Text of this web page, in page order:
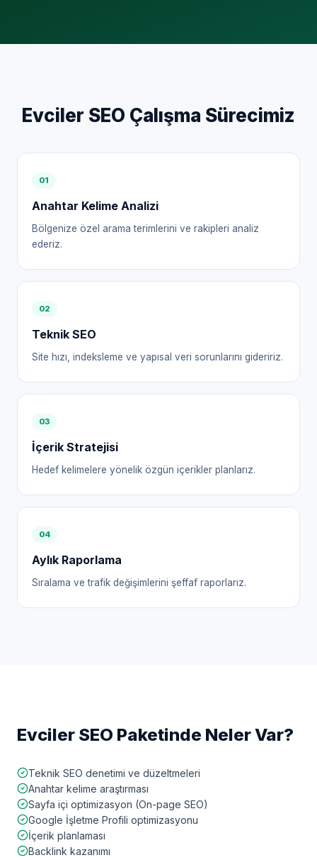
Evciler SEO Çalışma Sürecimiz
01
Anahtar Kelime Analizi
Bölgenize özel arama terimlerini ve rakipleri analiz
ederiz.
02
Teknik SEO
Site hızı, indeksleme ve yapısal veri sorunlarını gideririz.
03
İçerik Stratejisi
Hedef kelimelere yönelik özgün içerikler planlarız.
04
Aylık Raporlama
Sıralama ve trafik değişimlerini şeffaf raporlarız.
Evciler SEO Paketinde Neler Var?
Teknik SEO denetimi ve düzeltmeleri
Anahtar kelime araştırması
Sayfa içi optimizasyon (On-page SEO)
Google İşletme Profili optimizasyonu
İçerik planlaması
Backlink kazanımı